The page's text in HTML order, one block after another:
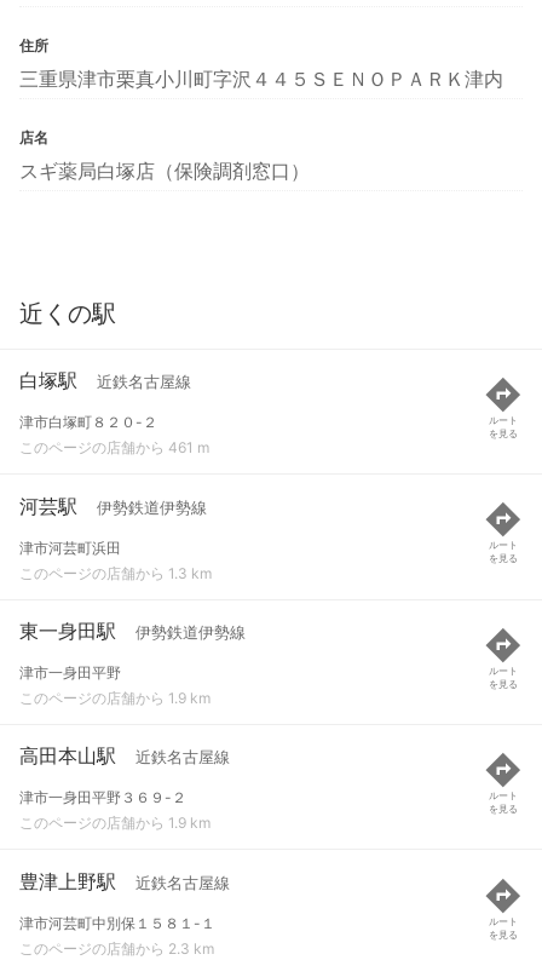
住所
三重県津市栗真小川町字沢４４５ＳＥＮＯＰＡＲＫ津内
店名
スギ薬局白塚店（保険調剤窓口）
近くの駅
白塚駅 近鉄名古屋線
津市白塚町８２０-２
このページの店舗から 461 m
ルート
を見る
河芸駅 伊勢鉄道伊勢線
津市河芸町浜田
このページの店舗から 1.3 km
ルート
を見る
東一身田駅 伊勢鉄道伊勢線
津市一身田平野
このページの店舗から 1.9 km
ルート
を見る
高田本山駅 近鉄名古屋線
津市一身田平野３６９-２
このページの店舗から 1.9 km
ルート
を見る
豊津上野駅 近鉄名古屋線
津市河芸町中別保１５８１-１
このページの店舗から 2.3 km
ルート
を見る